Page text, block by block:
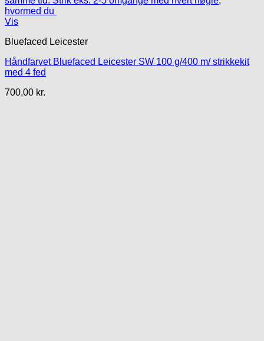
Vis
Bluefaced Leicester
Håndfarvet Bluefaced Leicester SW 100 g/400 m/ strikkekit
med 4 fed
700,00 kr.